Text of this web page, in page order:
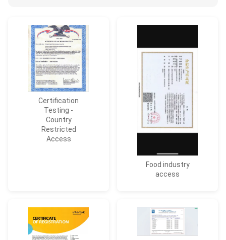
Food industry
access
Certification
Testing -
Country
Restricted
Access